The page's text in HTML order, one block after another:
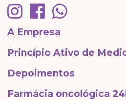
A Empresa
Princípio Ativo de
Depoimentos
Farmácia oncológica